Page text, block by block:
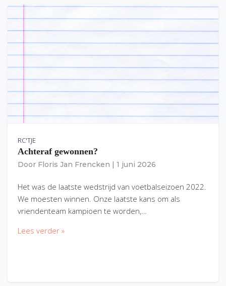
RC'TJE
Achteraf gewonnen?
Door Floris Jan Frencken 1 juni 2026
Het was de laatste wedstrijd van voetbalseizoen 2022.
We moesten winnen. Onze laatste kans om als
vriendenteam kampioen te worden,…
Lees verder »